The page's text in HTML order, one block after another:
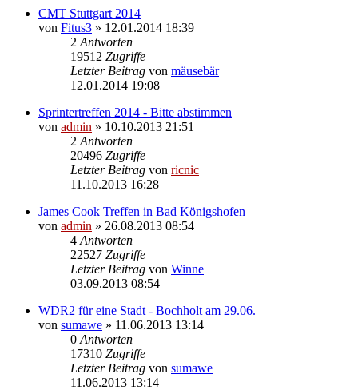
CMT Stuttgart 2014
von Fitus3 » 12.01.2014 18:39
2 Antworten
19512 Zugriffe
Letzter Beitrag von mäusebär
12.01.2014 19:08
Sprintertreffen 2014 - Bitte abstimmen
von admin » 10.10.2013 21:51
2 Antworten
20496 Zugriffe
Letzter Beitrag von ricnic
11.10.2013 16:28
James Cook Treffen in Bad Königshofen
von admin » 26.08.2013 08:54
4 Antworten
22527 Zugriffe
Letzter Beitrag von Winne
03.09.2013 08:54
WDR2 für eine Stadt - Bochholt am 29.06.
von sumawe » 11.06.2013 13:14
0 Antworten
17310 Zugriffe
Letzter Beitrag von sumawe
11.06.2013 13:14